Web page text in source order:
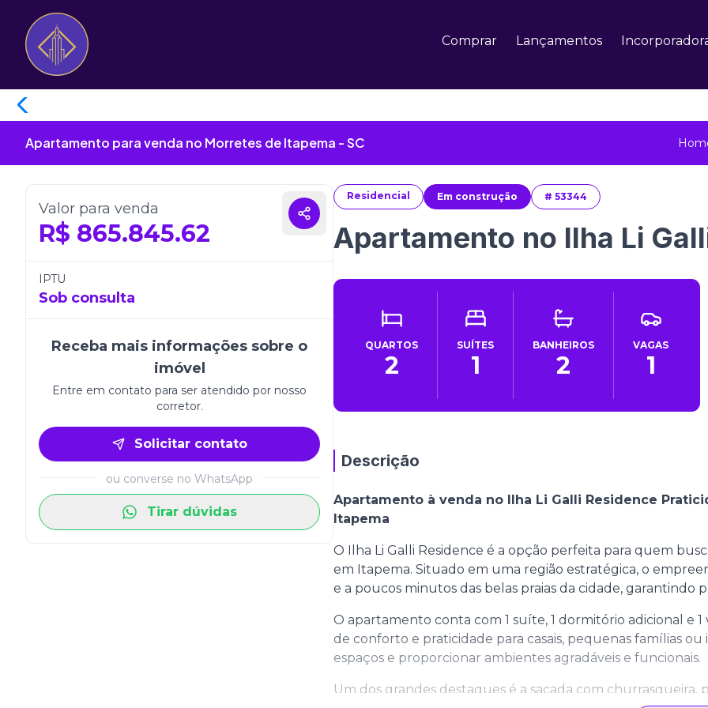
Comprar Lançamentos
Apartamento para venda no Morretes de Itapema - SC
Valor para venda
R$ 865.845.62
IPTU
Sob consulta
Receba mais informações sobre o
imóvel
Entre em contato para ser atendido por nosso
corretor.
Solicitar contato
ou converse no WhatsApp
Tirar dúvidas
Residencial Em construção # 53344
Apartamento no Ilha Li
QUARTOS
2
SUÍTES
1
BANHEIROS
2
VAGAS
1
Descrição
Apartamento à venda no Ilha Li Galli Residence
Itapema
O Ilha Li Galli Residence é a opção perfeita para quem
em Itapema. Situado em uma região estratégica, o
e a poucos minutos das belas praias da cidade, garantindo
O apartamento conta com 1 suíte, 1 dormitório adicional e
de conforto e praticidade para casais, pequenas famílias
espaços e proporcionar ambientes agradáveis e funcionais.
Um dos grandes destaques é a sacada com